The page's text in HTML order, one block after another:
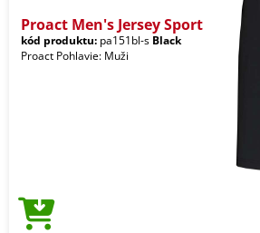
Proact Men's Jersey Sport
kód produktu: pa151bl-s Black
Proact Pohlavie: Muži